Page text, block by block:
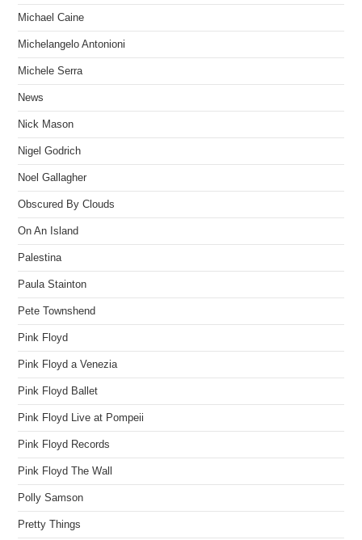
Michael Caine
Michelangelo Antonioni
Michele Serra
News
Nick Mason
Nigel Godrich
Noel Gallagher
Obscured By Clouds
On An Island
Palestina
Paula Stainton
Pete Townshend
Pink Floyd
Pink Floyd a Venezia
Pink Floyd Ballet
Pink Floyd Live at Pompeii
Pink Floyd Records
Pink Floyd The Wall
Polly Samson
Pretty Things